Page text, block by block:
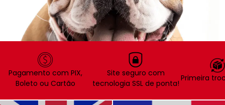
Pagamento com PIX,
Boleto ou Cartão
Site seguro com
tecnologia SSL de ponta!
Primeira